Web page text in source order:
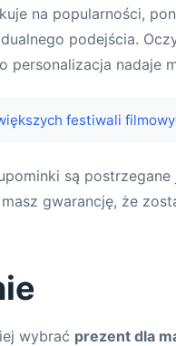
na popularności,
podejścia.
personalizacja nadaje
festiwali
są
gwarancję, że
wybrać prezent dla